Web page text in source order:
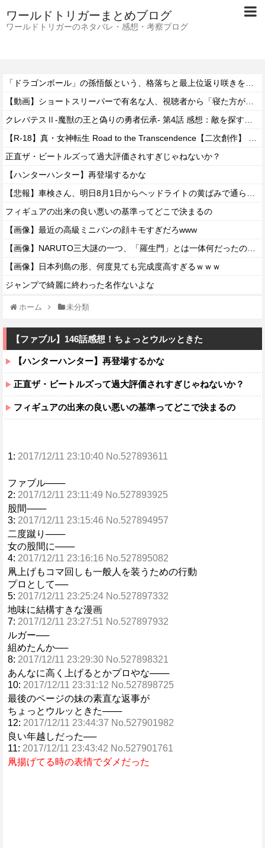
ワールドトリガーまとめブログ
ワールドトリガーのネタバレ・感想・考察ブログ
正直ザ・ビートルズって過大評価されすぎじゃねないか？
【ハンターハンター】再登場するかな
フィギュアの出来の良い悪いの基準ってどこで決まるの
【画像】最近の高級ミニバンの顔キモすぎだろwww
【画像】日本列島の形、何度見ても完成度高すぎるｗｗｗ
ジャンプで綺麗に終わった名作ないよな
ホーム 未分類
【ファブル】146話感想！ちょっとウルッときた
【ハンターハンター】再登場するかな
正直ザ・ビートルズって過大評価されすぎじゃねないか？
フィギュアの出来の良い悪いの基準ってどこで決まるの
1: 2017/12/11 23:10:40 No.527893611
ファブル───
2: 2017/12/11 23:11:49 No.527893925
股間───
3: 2017/12/11 23:15:46 No.527894957
二度蹴り───
女の股間に───
4: 2017/12/11 23:16:16 No.527895082
凧上げもコマ回しも一般人を装うための行動
プロとして──
5: 2017/12/11 23:25:24 No.527897332
地味に結構すきな漫画
7: 2017/12/11 23:27:51 No.527897932
ルガー──
組めたんか──
8: 2017/12/11 23:29:30 No.527898321
あんなに高く上げるとかプロやな───
10: 2017/12/11 23:31:12 No.527898725
最後のページの妹の素直な返事が
ちょっとウルッときた───
12: 2017/12/11 23:44:37 No.527901982
良い年越しだった──
11: 2017/12/11 23:43:42 No.527901761
凧揚げてる時の表情でダメだった